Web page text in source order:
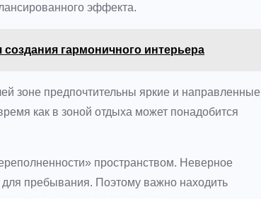
эффекта.
гармоничного интерьера
зоне предпочтительны яркие и направленные
как в зоной отдыха может понадобится
пространством. Неверное
пребывания. Поэтому важно находить